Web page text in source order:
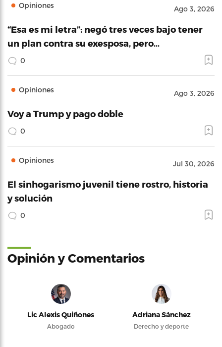
Opiniones Ago 3, 2026
“Esa es mi letra”: negó tres veces bajo tener
un plan contra su exesposa, pero…
0
Opiniones Ago 3, 2026
Voy a Trump y pago doble
0
Opiniones Jul 30, 2026
El sinhogarismo juvenil tiene rostro, historia
y solución
0
Opinión y Comentarios
Lic Alexis Quiñones
Abogado
Adriana Sánchez
Derecho y deporte